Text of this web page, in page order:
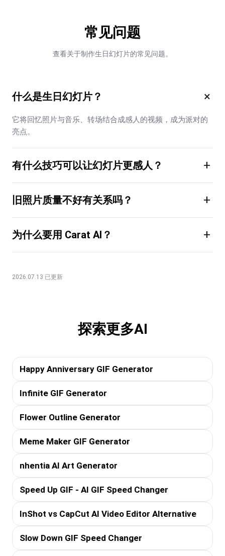
常见问题
查看关于制作生日幻灯片的常见问题。
什么是生日幻灯片？ ×
它将回忆照片与音乐、转场结合成感人的视频，成为派对的
亮点。
有什么技巧可以让幻灯片更感人？ +
旧照片质量不好有关系吗？ +
为什么要用 Carat AI？ +
2026.07.13 已更新
探索更多AI
Happy Anniversary GIF Generator
Infinite GIF Generator
Flower Outline Generator
Meme Maker GIF Generator
nhentia AI Art Generator
Speed Up GIF - AI GIF Speed Changer
InShot vs CapCut AI Video Editor Alternative
Slow Down GIF Speed Changer